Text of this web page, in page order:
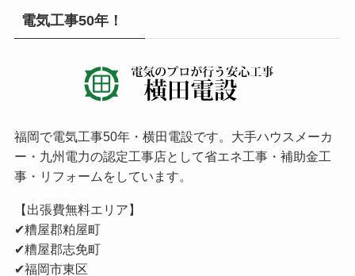
電気工事50年！
福岡で電気工事50年・横田電設です。大手ハウスメーカ
ー・九州電力の認定工事店として省エネ工事・補助金工
事・リフォームをしています。
【出張費無料エリア】
✔︎糟屋郡粕屋町
✔︎糟屋郡志免町
✔︎福岡市東区